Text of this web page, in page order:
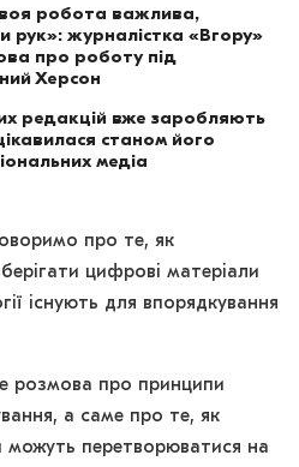
робота важлива,
рук»: журналістка «Вгору»
про роботу під
Херсон
редакцій вже заробляють
станом його
медіа
про те, як
цифрові матеріали
існують для впорядкування
розмова про принципи
а саме про те, як
можуть перетворюватися на